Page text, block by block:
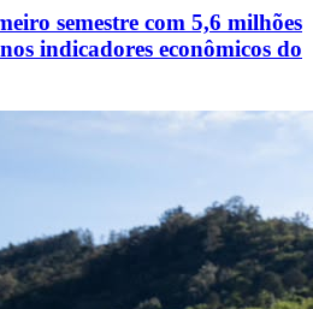
semestre com 5,6 milhões
indicadores econômicos do